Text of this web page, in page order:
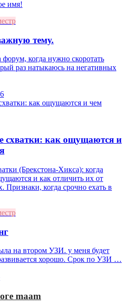
имя!
тему.
когда нужно скоротать
раз натыкаюсь на негативных
схватки: как ощущаются и
(Брекстона-Хикса): когда
и как отличить их от
Признаки, когда срочно ехать в
на втором УЗИ. у меня будет
хорошо. Срок по УЗИ …
maam